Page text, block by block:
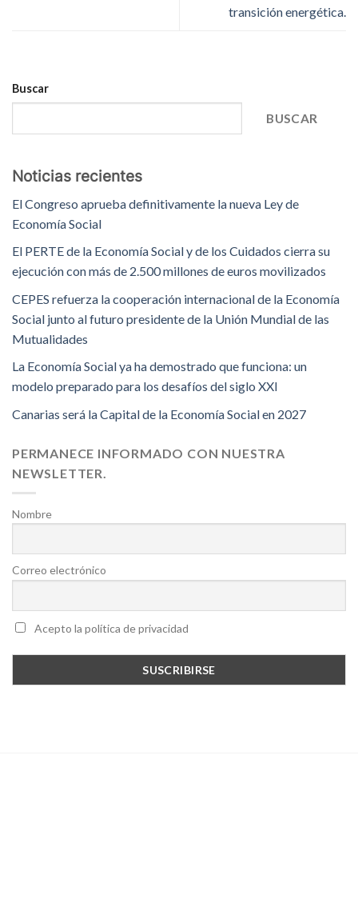
transición energética.
Buscar
BUSCAR
Noticias recientes
El Congreso aprueba definitivamente la nueva Ley de
Economía Social
El PERTE de la Economía Social y de los Cuidados cierra su
ejecución con más de 2.500 millones de euros movilizados
CEPES refuerza la cooperación internacional de la Economía
Social junto al futuro presidente de la Unión Mundial de las
Mutualidades
La Economía Social ya ha demostrado que funciona: un
modelo preparado para los desafíos del siglo XXI
Canarias será la Capital de la Economía Social en 2027
PERMANECE INFORMADO CON NUESTRA
NEWSLETTER.
Nombre
Correo electrónico
Acepto la política de privacidad